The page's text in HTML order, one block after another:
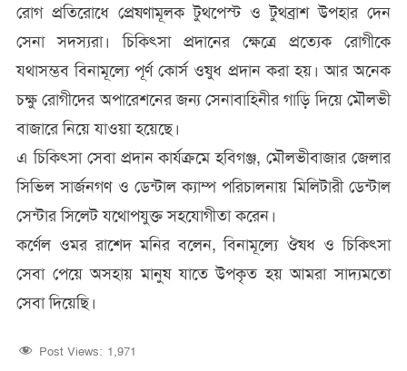
রোগ প্রতিরোধে প্রেষণামূলক টুথপেস্ট ও টুথব্রাশ উপহার দেন
সেনা সদস্যরা। চিকিৎসা প্রদানের ক্ষেত্রে প্রত্যেক রোগীকে
যথাসম্ভব বিনামূল্যে পূর্ণ কোর্স ওষুধ প্রদান করা হয়। আর অনেক
চক্ষু রোগীদের অপারেশনের জন্য সেনাবাহিনীর গাড়ি দিয়ে মৌলভী
বাজারে নিয়ে যাওয়া হয়েছে।
এ চিকিৎসা সেবা প্রদান কার্যক্রমে হবিগঞ্জ, মৌলভীবাজার জেলার
সিভিল সার্জনগণ ও ডেন্টাল ক্যাম্প পরিচালনায় মিলিটারী ডেন্টাল
সেন্টার সিলেট যথোপযুক্ত সহযোগীতা করেন।
কর্ণেল ওমর রাশেদ মনির বলেন, বিনামূল্যে ঔষধ ও চিকিৎসা
সেবা পেয়ে অসহায় মানুষ যাতে উপকৃত হয় আমরা সাদ্যমতো
সেবা দিয়েছি।
Post Views: 1,971